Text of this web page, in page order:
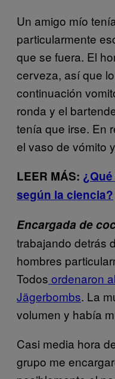
Un amigo mío
particularmente
que se fuera. El
cerveza, así que
continuación
ronda y el
tenía que irse. En
el vaso de vómito
LEER MÁS:
según la ciencia?
Encargada de
trabajando detrás
hombres
Todos ordenaron
Jägerbombs. La
volumen y había
Casi media hora
grupo me